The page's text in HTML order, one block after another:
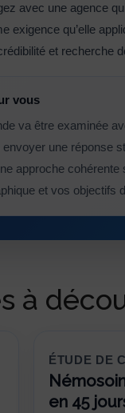
avec une agence
exigence qu’elle
et recherche
vous
va être examinée
une réponse
approche cohérente
et vos objectifs
à
ÉTUDE DE
en 45